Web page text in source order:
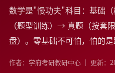
数学是"慢功夫"科目：基础
（题型训练）→ 真题（按套
盘）。零基础不可怕，怕的是
作者：学府考研教研中心 ｜ 更新：